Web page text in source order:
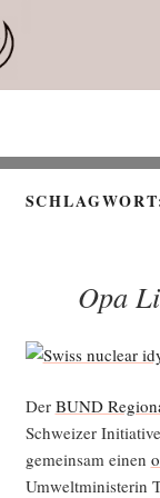
Inhalt
springen
Opa
Der BUND
Schwei­zer Initia­ti­ve
gemein­sam einen
Umwelt­mi­nis­te­rin